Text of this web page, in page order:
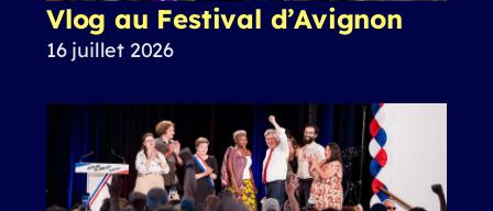
Vlog au Festival d’Avignon
16 juillet 2026